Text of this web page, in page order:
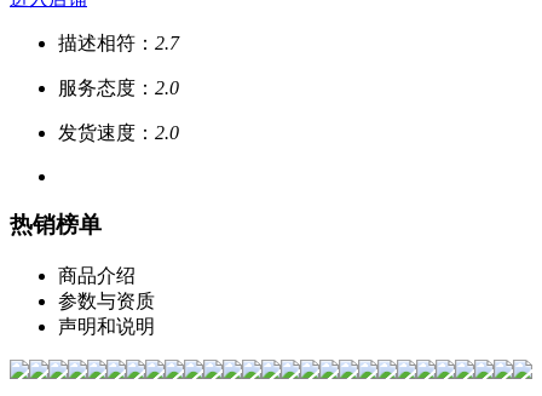
描述相符： 2.7
服务态度： 2.0
发货速度： 2.0
热销榜单
商品介绍
参数与资质
声明和说明